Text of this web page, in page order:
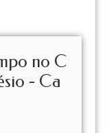
no C
- Ca